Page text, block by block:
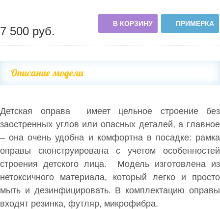
7 500 руб.
В КОРЗИНУ ПРИМЕРКА
Описание модели
Детская оправа имеет цельное строение без
заостренных углов или опасных деталей, а главное
– она очень удобна и комфортна в посадке: рамка
оправы сконструирована с учетом особенностей
строения детского лица. Модель изготовлена из
нетоксичного материала, который легко и просто
мыть и дезинфицировать. В комплектацию оправы
входят резинка, футляр, микрофибра.